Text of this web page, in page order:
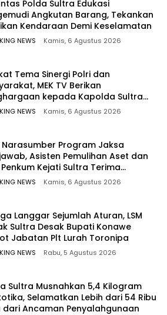
Polda Sultra Edukasi
Angkutan Barang, Tekankan
Kendaraan Demi Keselamatan
NEWS Kamis, 6 Agustus 2026
Tema Sinergi Polri dan
MEK TV Berikan
kepada Kapolda Sultra
Kabid Humas
NEWS Kamis, 6 Agustus 2026
Program Jaksa
Asisten Pemulihan Aset dan
Penkum Kejati Sultra Terima
dari Komisaris MEK TV
NEWS Kamis, 6 Agustus 2026
Langgar Sejumlah Aturan, LSM
Sultra Desak Bupati Konawe
Jabatan Plt Lurah Toronipa
NEWS Rabu, 5 Agustus 2026
Sultra Musnahkan 5,4 Kilogram
Selamatkan Lebih dari 54 Ribu
dari Ancaman Penyalahgunaan